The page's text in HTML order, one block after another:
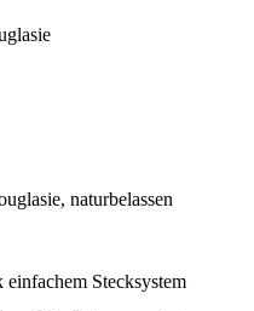
naturbelassen
Stecksystem